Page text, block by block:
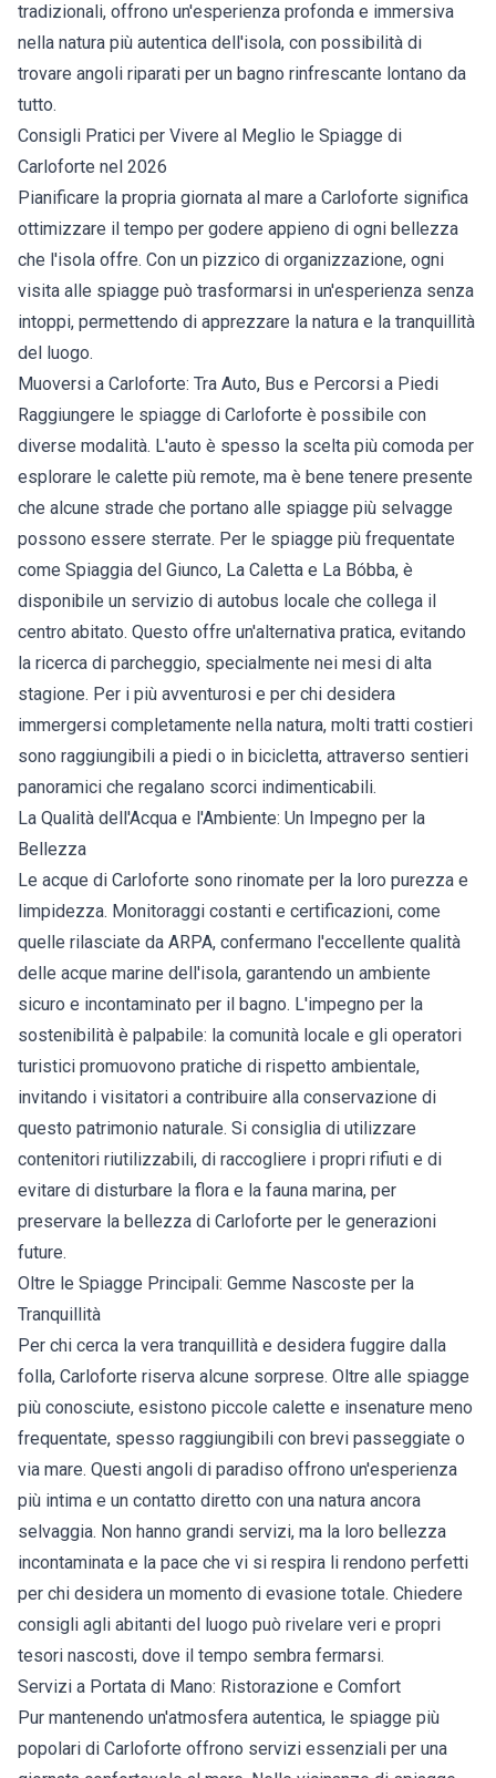
tradizionali, offrono un'esperienza profonda e immersiva
nella natura più autentica dell'isola, con possibilità di
trovare angoli riparati per un bagno rinfrescante lontano da
tutto.
Consigli Pratici per Vivere al Meglio le Spiagge di
Carloforte nel 2026
Pianificare la propria giornata al mare a Carloforte significa
ottimizzare il tempo per godere appieno di ogni bellezza
che l'isola offre. Con un pizzico di organizzazione, ogni
visita alle spiagge può trasformarsi in un'esperienza senza
intoppi, permettendo di apprezzare la natura e la tranquillità
del luogo.
Muoversi a Carloforte: Tra Auto, Bus e Percorsi a Piedi
Raggiungere le spiagge di Carloforte è possibile con
diverse modalità. L'auto è spesso la scelta più comoda per
esplorare le calette più remote, ma è bene tenere presente
che alcune strade che portano alle spiagge più selvagge
possono essere sterrate. Per le spiagge più frequentate
come Spiaggia del Giunco, La Caletta e La Bóbba, è
disponibile un servizio di autobus locale che collega il
centro abitato. Questo offre un'alternativa pratica, evitando
la ricerca di parcheggio, specialmente nei mesi di alta
stagione. Per i più avventurosi e per chi desidera
immergersi completamente nella natura, molti tratti costieri
sono raggiungibili a piedi o in bicicletta, attraverso sentieri
panoramici che regalano scorci indimenticabili.
La Qualità dell'Acqua e l'Ambiente: Un Impegno per la
Bellezza
Le acque di Carloforte sono rinomate per la loro purezza e
limpidezza. Monitoraggi costanti e certificazioni, come
quelle rilasciate da ARPA, confermano l'eccellente qualità
delle acque marine dell'isola, garantendo un ambiente
sicuro e incontaminato per il bagno. L'impegno per la
sostenibilità è palpabile: la comunità locale e gli operatori
turistici promuovono pratiche di rispetto ambientale,
invitando i visitatori a contribuire alla conservazione di
questo patrimonio naturale. Si consiglia di utilizzare
contenitori riutilizzabili, di raccogliere i propri rifiuti e di
evitare di disturbare la flora e la fauna marina, per
preservare la bellezza di Carloforte per le generazioni
future.
Oltre le Spiagge Principali: Gemme Nascoste per la
Tranquillità
Per chi cerca la vera tranquillità e desidera fuggire dalla
folla, Carloforte riserva alcune sorprese. Oltre alle spiagge
più conosciute, esistono piccole calette e insenature meno
frequentate, spesso raggiungibili con brevi passeggiate o
via mare. Questi angoli di paradiso offrono un'esperienza
più intima e un contatto diretto con una natura ancora
selvaggia. Non hanno grandi servizi, ma la loro bellezza
incontaminata e la pace che vi si respira li rendono perfetti
per chi desidera un momento di evasione totale. Chiedere
consigli agli abitanti del luogo può rivelare veri e propri
tesori nascosti, dove il tempo sembra fermarsi.
Servizi a Portata di Mano: Ristorazione e Comfort
Pur mantenendo un'atmosfera autentica, le spiagge più
popolari di Carloforte offrono servizi essenziali per una